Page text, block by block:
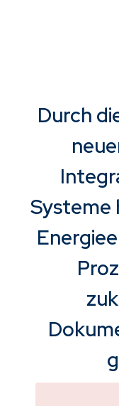
Durch
Systeme
und
die